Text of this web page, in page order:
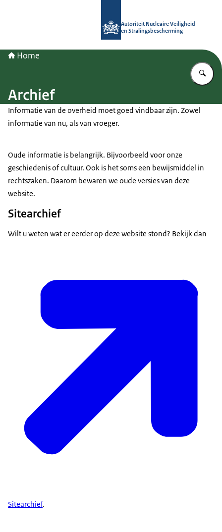
Autoriteit Nucleaire Veiligheid
en Stralingsbescherming
Home
Archief
Informatie van de overheid moet goed vindbaar zijn. Zowel
informatie van nu, als van vroeger.
Oude informatie is belangrijk. Bijvoorbeeld voor onze
geschiedenis of cultuur. Ook is het soms een bewijsmiddel in
rechtszaken. Daarom bewaren we oude versies van deze
website.
Sitearchief
Wilt u weten wat er eerder op deze website stond? Bekijk dan
Sitearchief.